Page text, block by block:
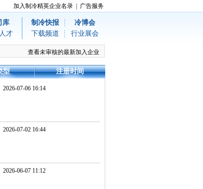
加入制冷精英企业名录 广告服务
库 制冷快报
冷博会
才 下载频道 行业展会
查看未审核的最新加入企业
型 注册时间
2026-07-06 16:14
2026-07-02 16:44
2026-06-07 11:12